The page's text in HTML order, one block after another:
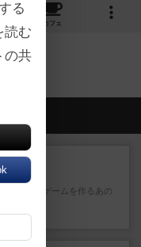
カフェ
る
稿
毒のあるゲームを作るあの
らもう...
ん
る
読む
の共